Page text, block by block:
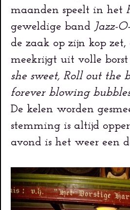
maanden speelt in het
geweldige band Jazz-
de zaak op zijn kop
meekrijgt uit volle borst
she sweet, Roll out the
forever blowing
De kelen worden
stemming is altijd
avond is het weer een